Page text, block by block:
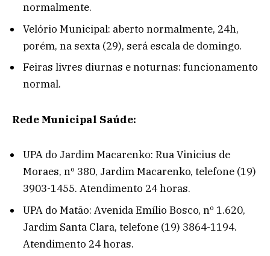
normalmente.
Velório Municipal: aberto normalmente, 24h,
porém, na sexta (29), será escala de domingo.
Feiras livres diurnas e noturnas: funcionamento
normal.
Rede Municipal Saúde:
UPA do Jardim Macarenko: Rua Vinicius de
Moraes, nº 380, Jardim Macarenko, telefone (19)
3903-1455. Atendimento 24 horas.
UPA do Matão: Avenida Emílio Bosco, nº 1.620,
Jardim Santa Clara, telefone (19) 3864-1194.
Atendimento 24 horas.